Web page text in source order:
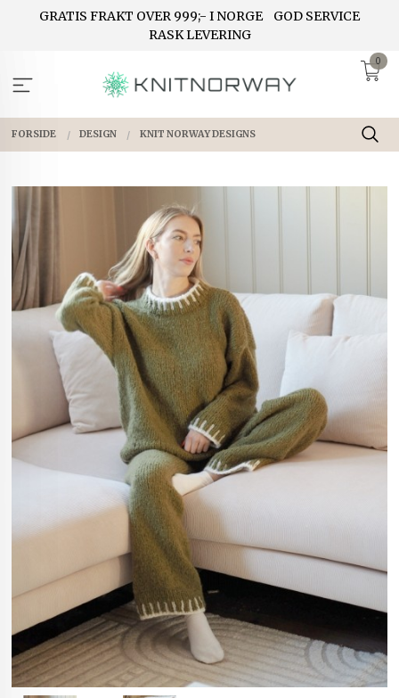
GRATIS FRAKT OVER 999;- I NORGE
GOD SERVICE
RASK LEVERING
0
FORSIDE DESIGN KNIT NORWAY DESIGNS